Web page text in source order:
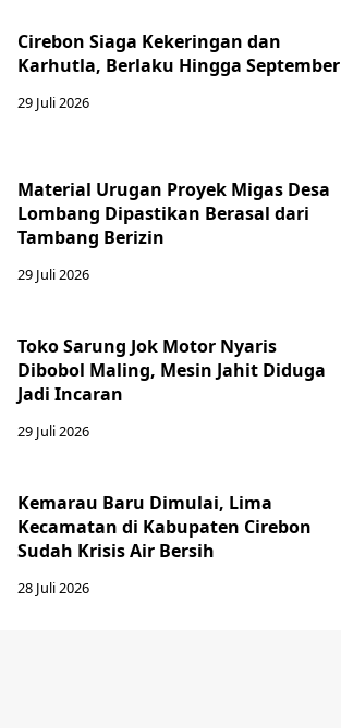
Cirebon Siaga Kekeringan dan
Karhutla, Berlaku Hingga September
29 Juli 2026
Material Urugan Proyek Migas Desa
Lombang Dipastikan Berasal dari
Tambang Berizin
29 Juli 2026
Toko Sarung Jok Motor Nyaris
Dibobol Maling, Mesin Jahit Diduga
Jadi Incaran
29 Juli 2026
Kemarau Baru Dimulai, Lima
Kecamatan di Kabupaten Cirebon
Sudah Krisis Air Bersih
28 Juli 2026